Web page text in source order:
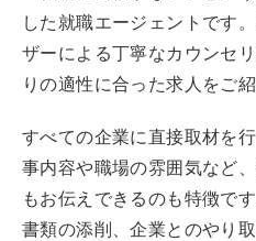
した就職エージェントです
ザーによる丁寧なカウンセ
りの適性に合った求人をご紹
すべての企業に直接取材を
事内容や職場の雰囲気など
もお伝えできるのも特徴で
書類の添削、企業とのやり